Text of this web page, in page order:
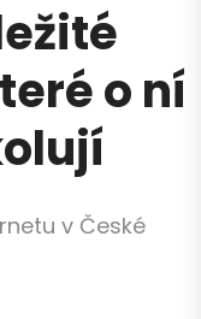
o ní
v České